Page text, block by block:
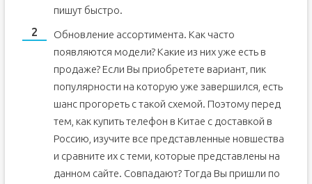
пишут быстро.
Обновление ассортимента. Как часто
появляются модели? Какие из них уже есть в
продаже? Если Вы приобретете вариант, пик
популярности на которую уже завершился, есть
шанс прогореть с такой схемой. Поэтому перед
тем, как купить телефон в Китае с доставкой в
Россию, изучите все представленные новшества
и сравните их с теми, которые представлены на
данном сайте. Совпадают? Тогда Вы пришли по